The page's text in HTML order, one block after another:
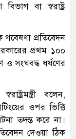
বা স্বরাষ্ট্র
প্রতিবেদন
প্রথম ১০০
ও সংঘবদ্ধ ধর্ষণের
বলেন,
ওপর ভিত্তি
তদন্ত করে না।
দেওয়া ঠিক